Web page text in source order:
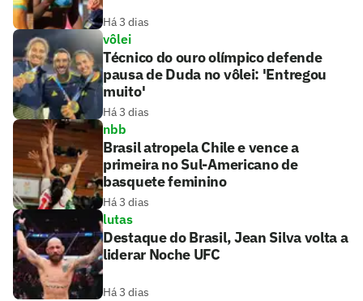
Há 3 dias
vôlei
Técnico do ouro olímpico defende
pausa de Duda no vôlei: 'Entregou
muito'
Há 3 dias
nbb
Brasil atropela Chile e vence a
primeira no Sul-Americano de
basquete feminino
Há 3 dias
lutas
Destaque do Brasil, Jean Silva volta a
liderar Noche UFC
Há 3 dias